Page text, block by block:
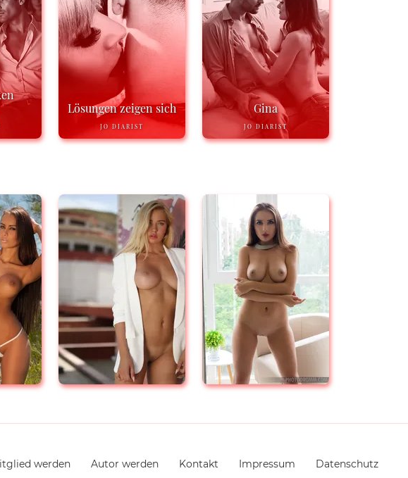
Lösungen zeigen sich
JO DIARIST
Gina
JO DIARIST
werden Autor werden Kontakt Impressum Datenschutz